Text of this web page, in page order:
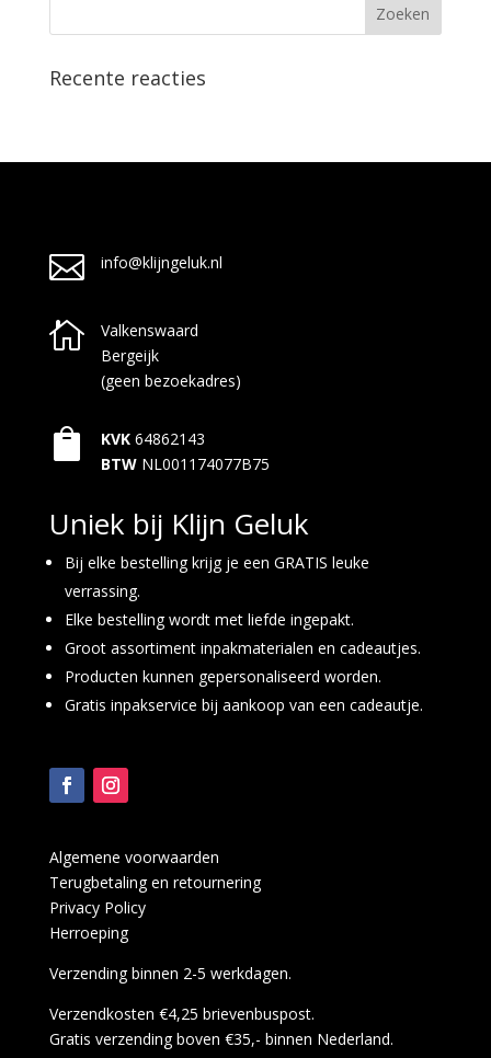
Recente reacties
 info@klijngeluk.nl

Valkenswaard
Bergeijk
(geen bezoekadres)
 KVK 64862143
BTW NL001174077B75
Uniek bij Klijn Geluk
Bij elke bestelling krijg je een GRATIS leuke
verrassing.
Elke bestelling wordt met liefde ingepakt.
Groot assortiment inpakmaterialen en cadeautjes.
Producten kunnen gepersonaliseerd worden.
Gratis inpakservice bij aankoop van een cadeautje.
Algemene voorwaarden
Terugbetaling en retournering
Privacy Policy
Herroeping
Verzending binnen 2-5 werkdagen.
Verzendkosten €4,25 brievenbuspost.
Gratis verzending boven €35,- binnen Nederland.